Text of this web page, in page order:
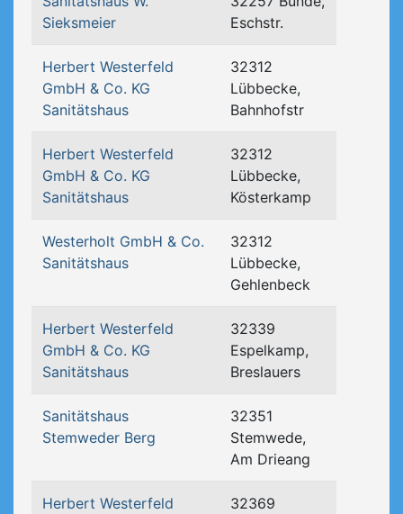
Sieksmeier
Eschstr.
Herbert Westerfeld
GmbH & Co. KG
Sanitätshaus
32312
Lübbecke,
Bahnhofstr
Herbert Westerfeld
GmbH & Co. KG
Sanitätshaus
32312
Lübbecke,
Kösterkamp
Westerholt GmbH & Co.
Sanitätshaus
32312
Lübbecke,
Gehlenbeck
Herbert Westerfeld
GmbH & Co. KG
Sanitätshaus
32339
Espelkamp,
Breslauers
Sanitätshaus
Stemweder Berg
32351
Stemwede,
Am Drieang
Herbert Westerfeld
32369